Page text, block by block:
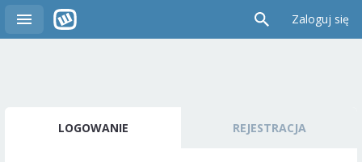
Zaloguj się
LOGOWANIE REJESTRACJA